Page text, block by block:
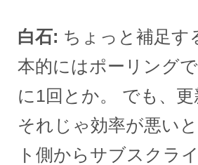
白石
ちょっと補足す
本的にはポーリング
に1回とか。 でも、
それじゃ効率が悪い
ト側からサブスクラ